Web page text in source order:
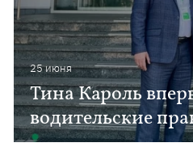
25 июня
Тина Кароль
водительские